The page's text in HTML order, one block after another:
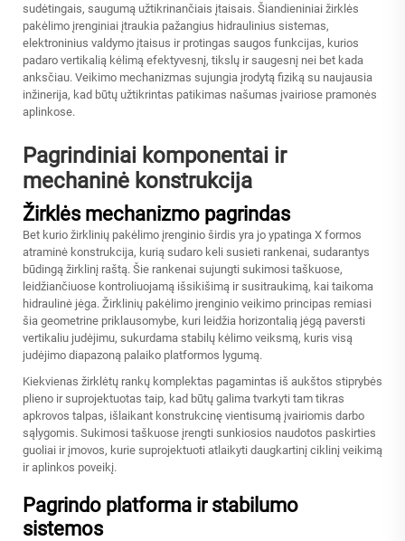
sudėtingais, saugumą užtikrinančiais įtaisais. Šiandieniniai žirklės
pakėlimo įrenginiai įtraukia pažangius hidraulinius sistemas,
elektroninius valdymo įtaisus ir protingas saugos funkcijas, kurios
padaro vertikalią kėlimą efektyvesnį, tikslų ir saugesnį nei bet kada
anksčiau. Veikimo mechanizmas sujungia įrodytą fiziką su naujausia
inžinerija, kad būtų užtikrintas patikimas našumas įvairiose pramonės
aplinkose.
Pagrindiniai komponentai ir
mechaninė konstrukcija
Žirklės mechanizmo pagrindas
Bet kurio žirklinių pakėlimo įrenginio širdis yra jo ypatinga X formos
atraminė konstrukcija, kurią sudaro keli susieti rankenai, sudarantys
būdingą žirklinį raštą. Šie rankenai sujungti sukimosi taškuose,
leidžiančiuose kontroliuojamą išsikišimą ir susitraukimą, kai taikoma
hidraulinė jėga. Žirklinių pakėlimo įrenginio veikimo principas remiasi
šia geometrine priklausomybe, kuri leidžia horizontalią jėgą paversti
vertikaliu judėjimu, sukurdama stabilų kėlimo veiksmą, kuris visą
judėjimo diapazoną palaiko platformos lygumą.
Kiekvienas žirklėtų rankų komplektas pagamintas iš aukštos stiprybės
plieno ir suprojektuotas taip, kad būtų galima tvarkyti tam tikras
apkrovos talpas, išlaikant konstrukcinę vientisumą įvairiomis darbo
sąlygomis. Sukimosi taškuose įrengti sunkiosios naudotos paskirties
guoliai ir įmovos, kurie suprojektuoti atlaikyti daugkartinį ciklinį veikimą
ir aplinkos poveikį.
Pagrindo platforma ir stabilumo
sistemos